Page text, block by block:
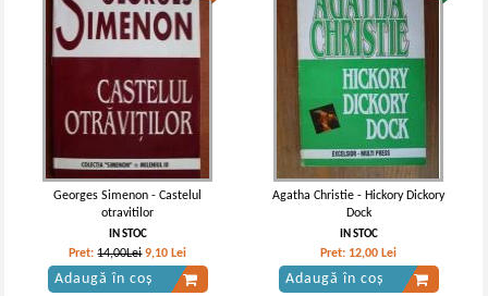
Georges Simenon - Castelul
otravitilor
IN STOC
Pret:14,00Lei 9,10 Lei
Adaugă în coș
Agatha Christie - Hickory Dickory
Dock
IN STOC
Pret: 12,00 Lei
Adaugă în coș